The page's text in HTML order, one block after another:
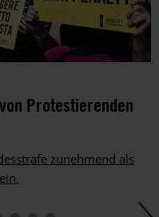
Protestierenden
zunehmend als